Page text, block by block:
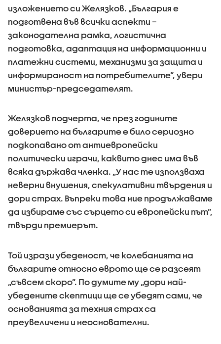
изложението си Желязков. „България е
подготвена във всички аспекти –
законодателна рамка, логистична
подготовка, адаптация на информационни и
платежни системи, механизми за защита и
информираност на потребителите”, увери
министър-председателят.
Желязков подчерта, че през годините
доверието на българите е било сериозно
подкопавано от антиевропейски
политически играчи, каквито днес има във
всяка държава членка. „У нас те използваха
неверни внушения, спекулативни твърдения и
дори страх. Въпреки това ние продължаваме
да избираме със сърцето си европейски път”,
твърди премиерът.
Той изрази убеденост, че колебанията на
българите относно еврото ще се разсеят
„съвсем скоро”. По думите му „дори най-
убедените скептици ще се убедят сами, че
основанията за техния страх са
преувеличени и неоснователни.